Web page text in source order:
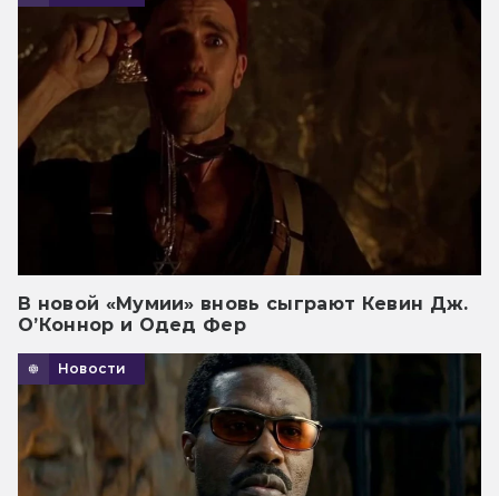
В новой «Мумии» вновь сыграют Кевин Дж.
О’Коннор и Одед Фер
Новости